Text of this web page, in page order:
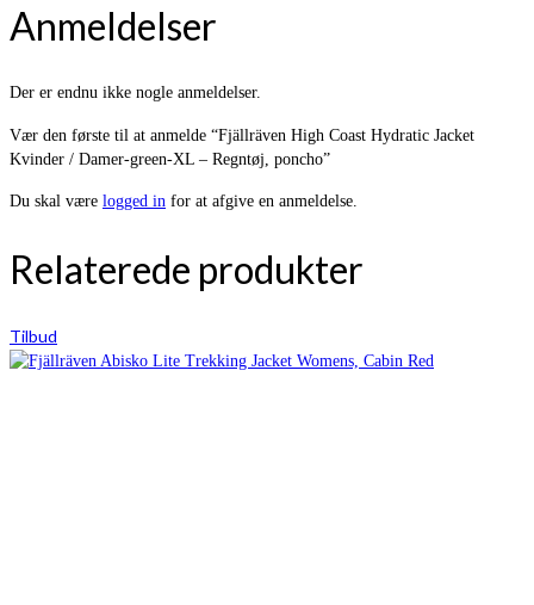
Anmeldelser
Der er endnu ikke nogle anmeldelser.
Vær den første til at anmelde “Fjällräven High Coast Hydratic Jacket
Kvinder / Damer-green-XL – Regntøj, poncho”
Du skal være logged in for at afgive en anmeldelse.
Relaterede produkter
Tilbud